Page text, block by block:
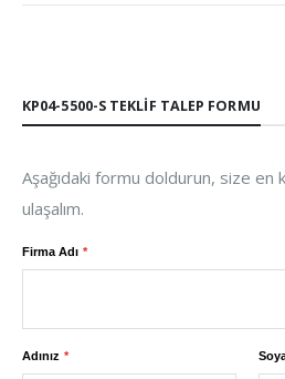
KP04-5500-S TEKLIF TALEP FORMU
Aşağıdaki formu doldurun, size en
ulaşalım.
Firma Adı
Adınız